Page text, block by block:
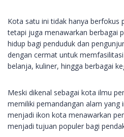
Kota satu ini tidak hanya berfokus
tetapi juga menawarkan berbagai
hidup bagi penduduk dan
dengan cermat untuk
belanja, kuliner, hingga berbagai
Meski dikenal sebagai kota ilmu
memiliki pemandangan alam yang
menjadi ikon kota menawarkan
menjadi tujuan populer bagi